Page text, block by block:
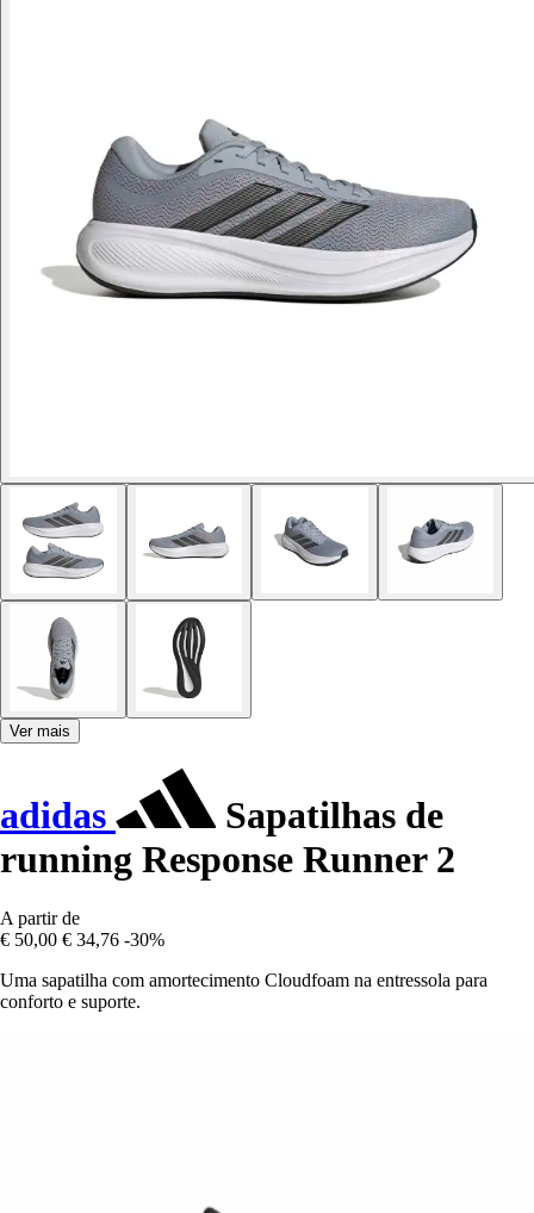
Ver mais
adidas
Sapatilhas de
running Response Runner 2
A partir de
€ 50,00 € 34,76 -30%
Uma sapatilha com amortecimento Cloudfoam na entressola para
conforto e suporte.